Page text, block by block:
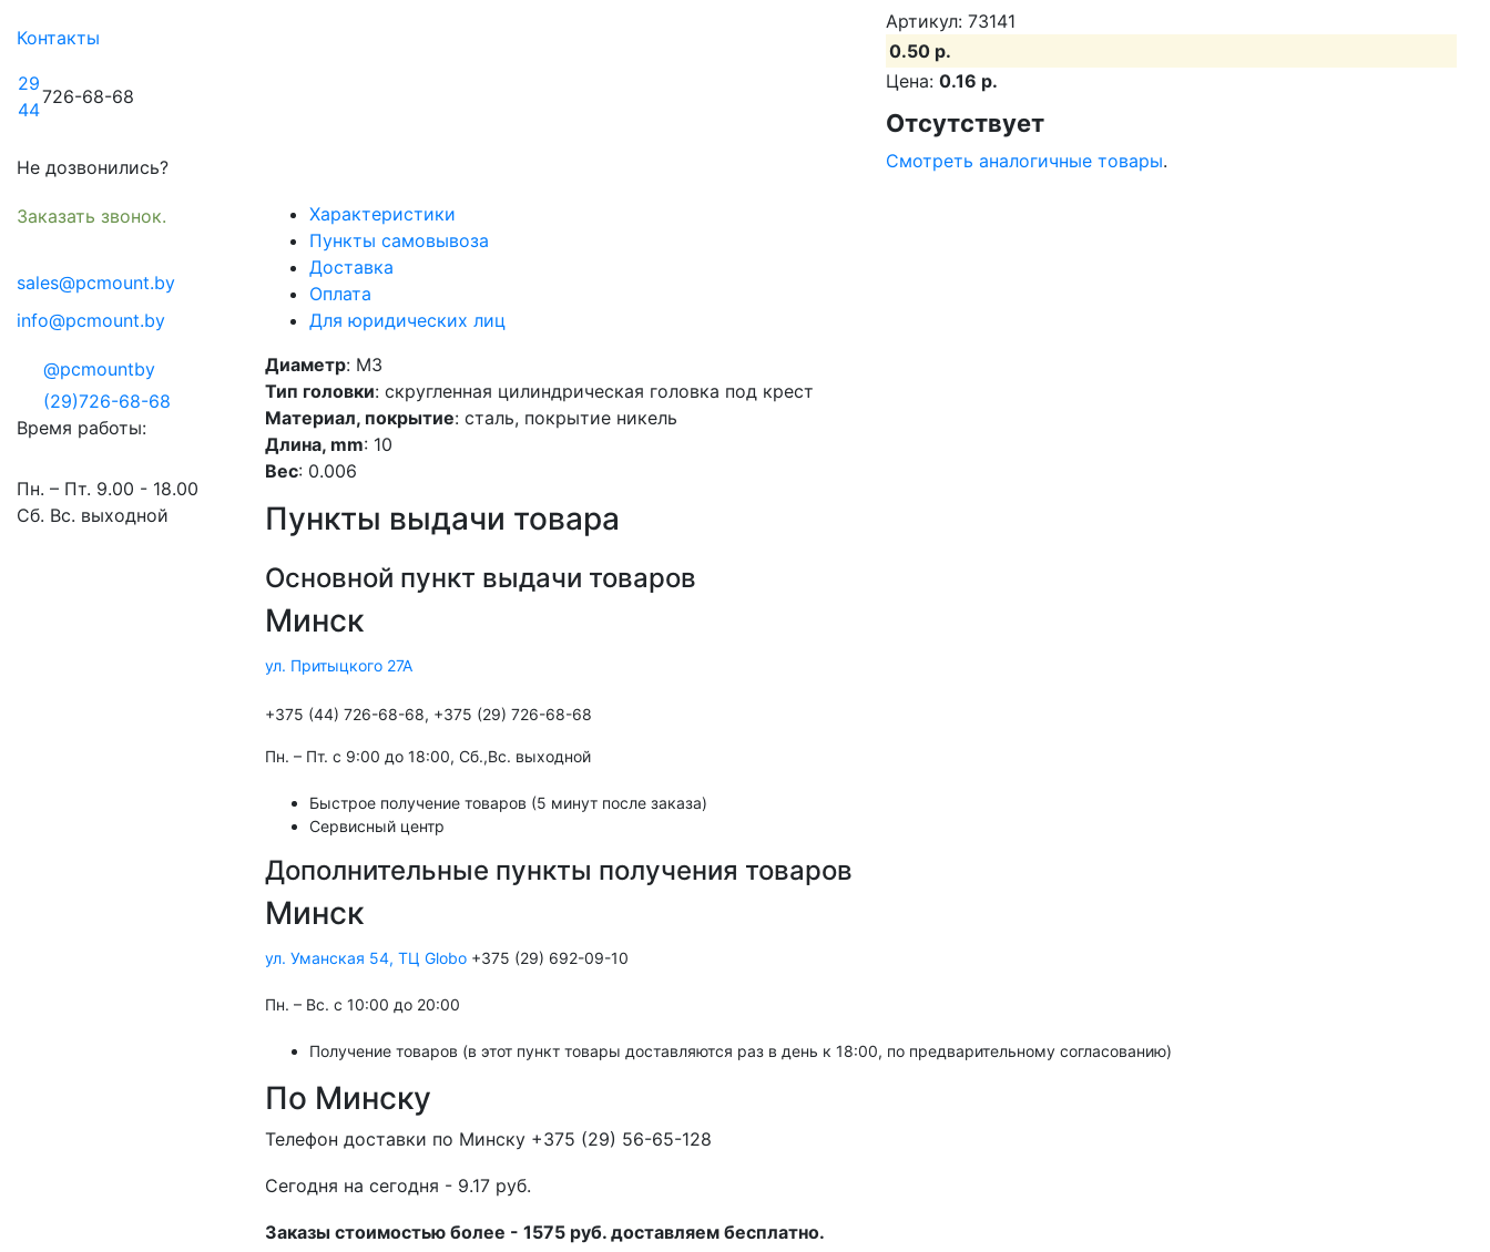
Контакты
29
44
726-68-68
Не дозвонились?
Заказать звонок.
sales@pcmount.by
info@pcmount.by
@pcmountby
(29)726-68-68
Время работы:
Пн. – Пт. 9.00 - 18.00
Сб. Вс. выходной
Артикул: 73141
0.50 р.
Цена: 0.16 р.
Отсутствует
Смотреть аналогичные товары.
Характеристики
Пункты самовывоза
Доставка
Оплата
Для юридических лиц
Диаметр: M3
Тип головки: скругленная цилиндрическая головка под крест
Материал, покрытие: сталь, покрытие никель
Длина, mm: 10
Вес: 0.006
Пункты выдачи товара
Основной пункт выдачи товаров
Минск
ул. Притыцкого 27А
+375 (44) 726-68-68, +375 (29) 726-68-68
Пн. – Пт. с 9:00 до 18:00, Cб.,Вс. выходной
Быстрое получение товаров (5 минут после заказа)
Сервисный центр
Дополнительные пункты получения товаров
Минск
ул. Уманская 54, ТЦ Globo +375 (29) 692-09-10
Пн. – Вс. с 10:00 до 20:00
Получение товаров (в этот пункт товары доставляются раз в день к 18:00, по предварительному согласованию)
По Минску
Телефон доставки по Минску +375 (29) 56-65-128
Cегодня на сегодня - 9.17 руб.
Заказы стоимостью более - 1575 руб. доставляем бесплатно.